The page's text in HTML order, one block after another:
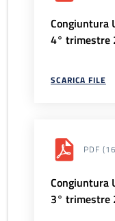
Congiuntura
4° trimestre
SCARICA FILE
PDF
Congiuntura
3° trimestre